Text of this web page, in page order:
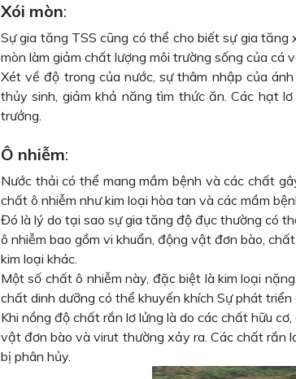
Xói mòn:
Sự gia tăng TSS cũng có thể cho biết sự gia tăng
mòn làm giảm chất lượng môi trường sống của cá
Xét về độ trong của nước, sự thâm nhập của
thủy sinh, giảm khả năng tìm thức ăn. Các hạt
trưởng.
Ô nhiễm:
Nước thải có thể mang mầm bệnh và các chất
chất ô nhiễm như kim loại hòa tan và các mầm
Đó là lý do tại sao sự gia tăng độ đục thường có
ô nhiễm bao gồm vi khuẩn, động vật đơn bào,
kim loại khác.
Một số chất ô nhiễm này, đặc biệt là kim loại
chất dinh dưỡng có thể khuyến khích Sự phát
Khi nồng độ chất rắn lơ lửng là do các chất hữu
vật đơn bào và virut thường xảy ra. Các chất rắn
bị phân hủy.